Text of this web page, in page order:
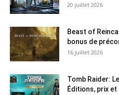
20 juillet 2026
Beast of
bonus de
16 juillet 2026
Tomb Raider:
Éditions, prix et